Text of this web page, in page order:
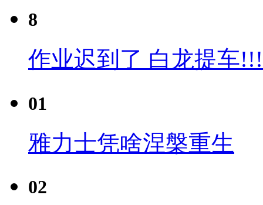
8
作业迟到了 白龙提车
01
雅力士凭啥涅槃重生
02